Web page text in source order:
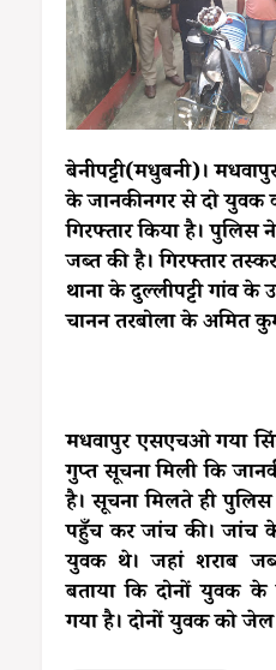
बेनीपट्टी(मधुबनी)।
के जानकीनगर से दो युवक
गिरफ्तार किया है।
जब्त की है। गिरफ्तार
थाना के दुल्लीपट्टी गांव के
चानन तरबोला के अमित
मधवापुर एसएचओ गया
गुप्त सूचना मिली कि
है। सूचना मिलते ही
पहुँच कर जांच की। जांच
युवक थे। जहां शराब
बताया कि दोनों युवक
गया है। दोनों युवक को